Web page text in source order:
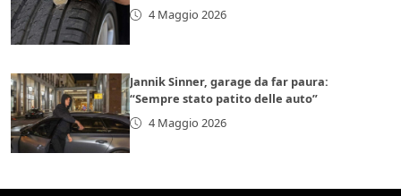
4 Maggio 2026
Jannik Sinner, garage da far paura:
“Sempre stato patito delle auto”
4 Maggio 2026